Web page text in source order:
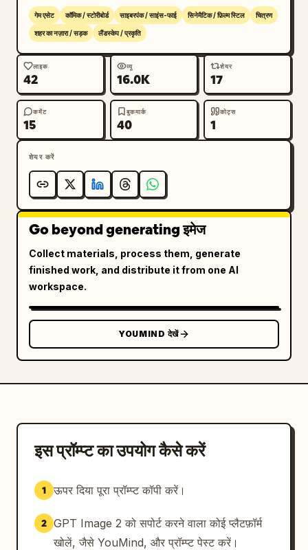
गेम एसेट कॉमिक / स्टोरीबोर्ड साइबरपंक / साइंस-फाई सिनेमैटिक / फ़िल्म स्टिल चित्रण
शहर का नज़ारा / सड़क लैंडस्केप / प्रकृति
लाइक
42
व्यू
16.0K
शेयर
17
कमेंट
15
बुकमार्क
40
कोट्स
1
शेयर करें
Go beyond generating इमेज
Collect materials, process them, generate
finished work, and distribute it from one AI
workspace.
YOUMIND देखें
इस प्रॉम्प्ट का उपयोग कैसे करें
1 ऊपर दिया पूरा प्रॉम्प्ट कॉपी करें।
2 GPT Image 2 को सपोर्ट करने वाला कोई प्लैटफ़ॉर्म
खोलें, जैसे YouMind, और प्रॉम्प्ट पेस्ट करें।